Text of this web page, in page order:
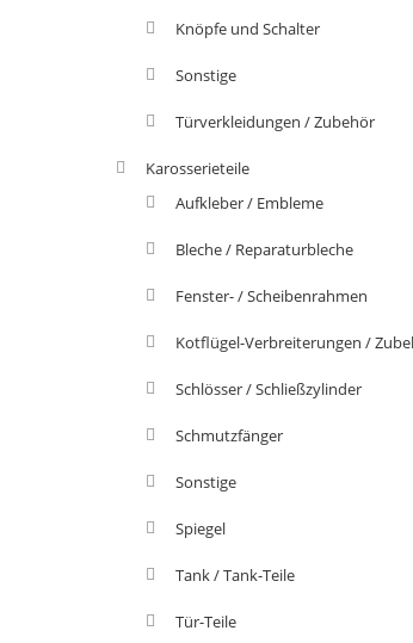
Knöpfe und Schalter
Sonstige
Türverkleidungen / Zubehör
Karosserieteile
Aufkleber / Embleme
Bleche / Reparaturbleche
Fenster- / Scheibenrahmen
Kotflügel-Verbreiterungen /
Schlösser / Schließzylinder
Schmutzfänger
Sonstige
Spiegel
Tank / Tank-Teile
Tür-Teile